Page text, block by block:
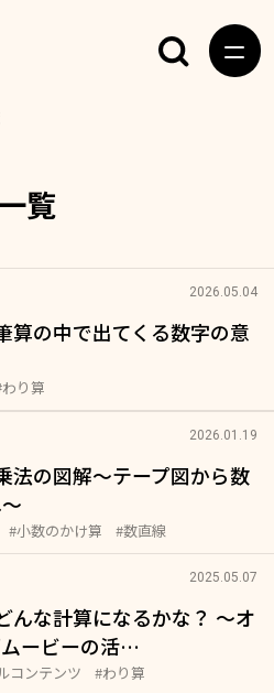
覧
2026.05.04
算の中で出てくる数字の意
り算
2026.01.19
法の図解～テープ図から数
#小数のかけ算 #数直線
2025.05.07
んな計算になるかな？ ～オ
ービーの活…
コンテンツ #わり算